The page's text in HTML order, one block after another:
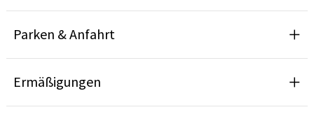
Parken & Anfahrt
Ermäßigungen